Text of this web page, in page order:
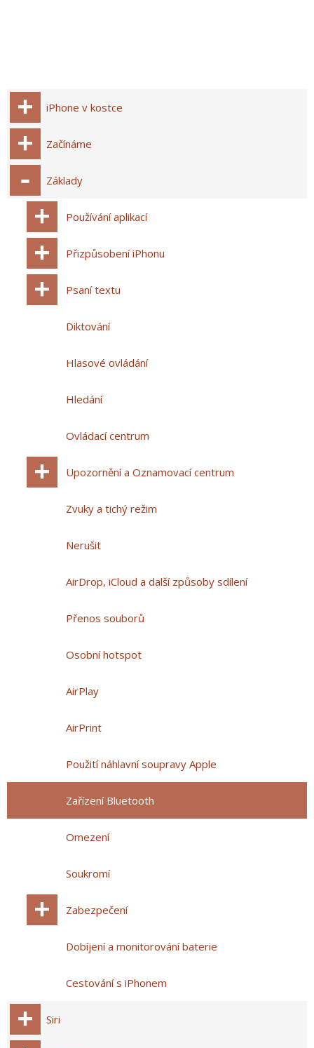
iPhone v kostce
Začínáme
Základy
Používání aplikací
Přizpůsobení iPhonu
Psaní textu
Diktování
Hlasové ovládání
Hledání
Ovládací centrum
Upozornění a Oznamovací centrum
Zvuky a tichý režim
Nerušit
AirDrop, iCloud a další způsoby sdílení
Přenos souborů
Osobní hotspot
AirPlay
AirPrint
Použití náhlavní soupravy Apple
Zařízení Bluetooth
Omezení
Soukromí
Zabezpečení
Dobíjení a monitorování baterie
Cestování s iPhonem
Siri